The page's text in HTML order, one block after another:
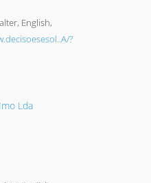
English,
?
Lda